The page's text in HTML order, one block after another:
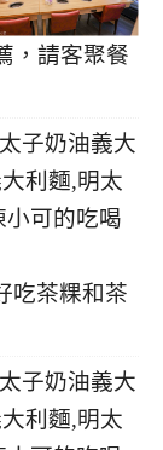
，請客聚餐
吃茶粿和茶